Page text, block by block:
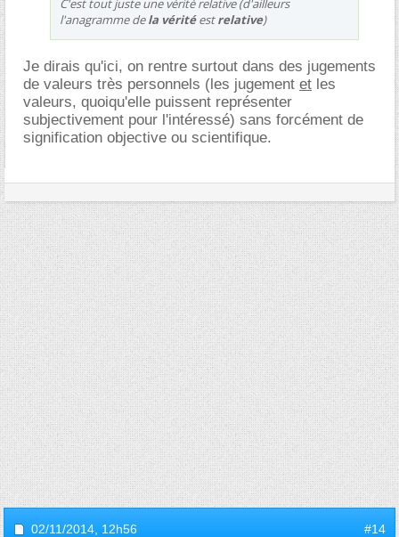
C'est tout juste une vérité relative (d'ailleurs
l'anagramme dela véritéestrelative)
Je dirais qu'ici, on rentre surtout dans des jugements
de valeurs très personnels (les jugement et les
valeurs, quoiqu'elle puissent représenter
subjectivement pour l'intéressé) sans forcément de
signification objective ou scientifique.
02/11/2014, 12h56 #14